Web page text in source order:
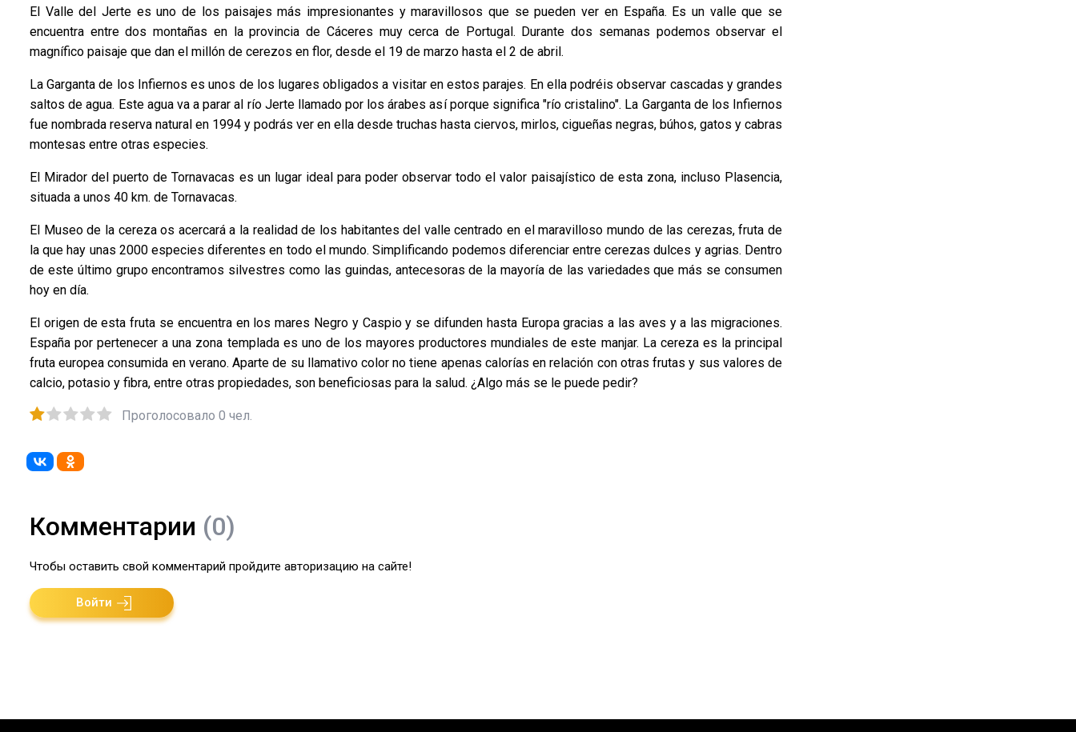
El Valle del Jerte es uno de los paisajes más impresionantes y maravillosos que se pueden ver en España. Es un valle que se
encuentra entre dos montañas en la provincia de Cáceres muy cerca de Portugal. Durante dos semanas podemos observar el
magnífico paisaje que dan el millón de cerezos en flor, desde el 19 de marzo hasta el 2 de abril.
La Garganta de los Infiernos es unos de los lugares obligados a visitar en estos parajes. En ella podréis observar cascadas y grandes
saltos de agua. Este agua va a parar al río Jerte llamado por los árabes así porque significa "río cristalino". La Garganta de los Infiernos
fue nombrada reserva natural en 1994 y podrás ver en ella desde truchas hasta ciervos, mirlos, cigueñas negras, búhos, gatos y cabras
montesas entre otras especies.
El Mirador del puerto de Tornavacas es un lugar ideal para poder observar todo el valor paisajístico de esta zona, incluso Plasencia,
situada a unos 40 km. de Tornavacas.
El Museo de la cereza os acercará a la realidad de los habitantes del valle centrado en el maravilloso mundo de las cerezas, fruta de
la que hay unas 2000 especies diferentes en todo el mundo. Simplificando podemos diferenciar entre cerezas dulces y agrias. Dentro
de este último grupo encontramos silvestres como las guindas, antecesoras de la mayoría de las variedades que más se consumen
hoy en día.
El origen de esta fruta se encuentra en los mares Negro y Caspio y se difunden hasta Europa gracias a las aves y a las migraciones.
España por pertenecer a una zona templada es uno de los mayores productores mundiales de este manjar. La cereza es la principal
fruta europea consumida en verano. Aparte de su llamativo color no tiene apenas calorías en relación con otras frutas y sus valores de
calcio, potasio y fibra, entre otras propiedades, son beneficiosas para la salud. ¿Algo más se le puede pedir?
Проголосовало 0 чел.
Комментарии (0)
Чтобы оставить свой комментарий пройдите авторизацию на сайте!
Войти